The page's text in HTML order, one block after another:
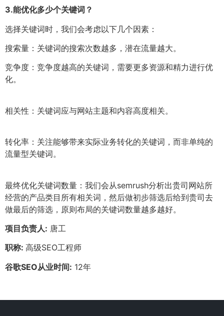
3.能优化多少个关键词？
选择关键词时，我们会考虑以下几个因素：
搜索量：关键词的搜索次数越多，潜在流量越大。
竞争度：竞争度越高的关键词，需要更多资源和精力进行优
化。
相关性：关键词应与网站主题和内容高度相关。
转化率：关注能够带来实际业务转化的关键词，而非单纯的
流量型关键词。
最终优化关键词数量：我们会从semrush分析出贵司网站所
经营的产品类目所有相关词，然后做初步筛选后给到贵司去
做最后的筛选，原则布局的关键词数量越多越好。
项目负责人: 唐工
职称: 高级SEO工程师
谷歌SEO从业时间: 12年